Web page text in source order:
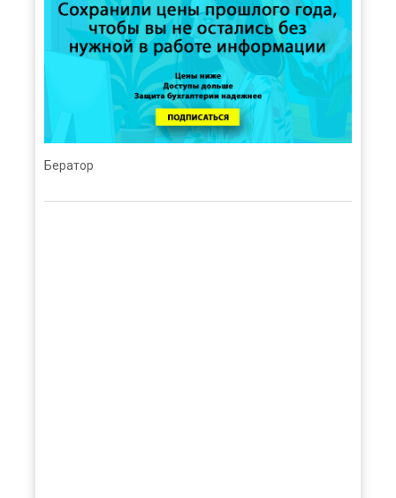
Бератор